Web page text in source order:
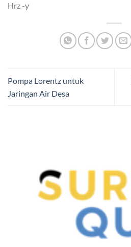
Hrz -y
Pompa Lorentz untuk
Jaringan Air Desa